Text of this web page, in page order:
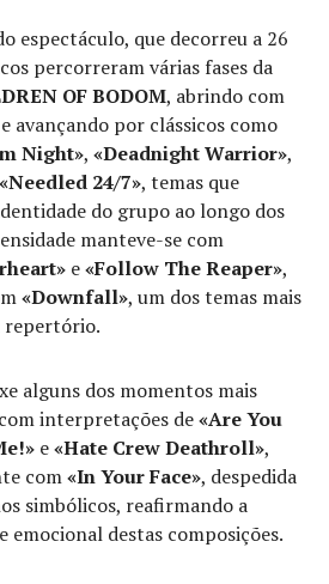
espectáculo, que decorreu a 26
percorreram várias fases da
OF BODOM, abrindo com
e avançando por clássicos como
Night»,«Deadnight Warrior»,
«Needled 24/7», temas que
do grupo ao longo dos
manteve-se com
e«Follow The Reaper»,
«Downfall», um dos temas mais
repertório.
alguns dos momentos mais
interpretações de«Are You
e«Hate Crew Deathroll»,
com«In Your Face», despedida
simbólicos, reafirmando a
emocional destas composições.